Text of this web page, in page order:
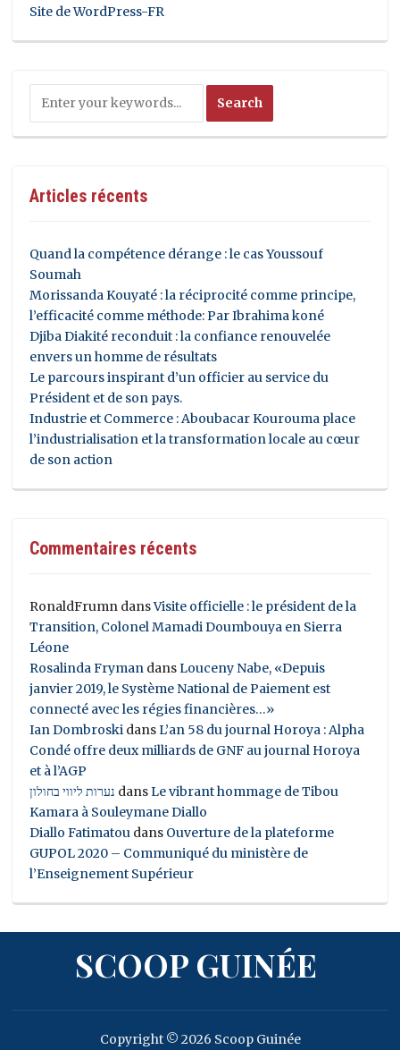
Site de WordPress-FR
Articles récents
Quand la compétence dérange : le cas Youssouf
Soumah
Morissanda Kouyaté : la réciprocité comme principe,
l’efficacité comme méthode: Par Ibrahima koné
Djiba Diakité reconduit : la confiance renouvelée
envers un homme de résultats
Le parcours inspirant d’un officier au service du
Président et de son pays.
Industrie et Commerce : Aboubacar Kourouma place
l’industrialisation et la transformation locale au cœur
de son action
Commentaires récents
RonaldFrumn dansVisite officielle : le président de la
Transition, Colonel Mamadi Doumbouya en Sierra
Léone
Rosalinda Fryman dansLouceny Nabe, «Depuis
janvier 2019, le Système National de Paiement est
connecté avec les régies financières…»
Ian Dombroski dansL’an 58 du journal Horoya : Alpha
Condé offre deux milliards de GNF au journal Horoya
et à l’AGP
נערות ליווי בחולון dansLe vibrant hommage de Tibou
Kamara à Souleymane Diallo
Diallo Fatimatou dans Ouverture de la plateforme
GUPOL 2020 – Communiqué du ministère de
l’Enseignement Supérieur
SCOOP GUINÉE
Copyright © 2026 Scoop Guinée